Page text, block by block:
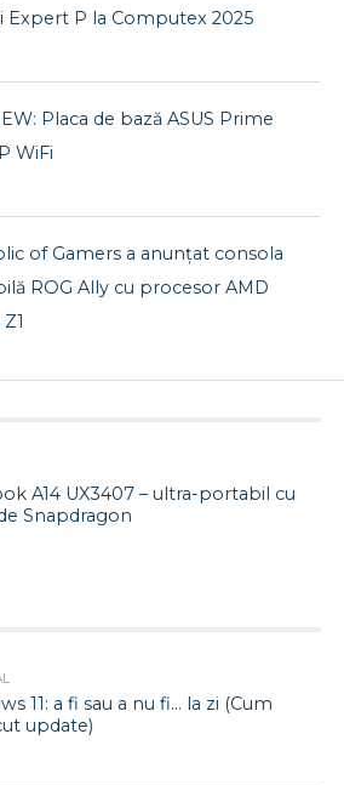
Expert P la Computex 2025
Placa de bază ASUS Prime
WiFi
of Gamers a anunțat consola
ROG Ally cu procesor AMD
A14 UX3407 – ultra-portabil cu
Snapdragon
11: a fi sau a nu fi… la zi (Cum
update)